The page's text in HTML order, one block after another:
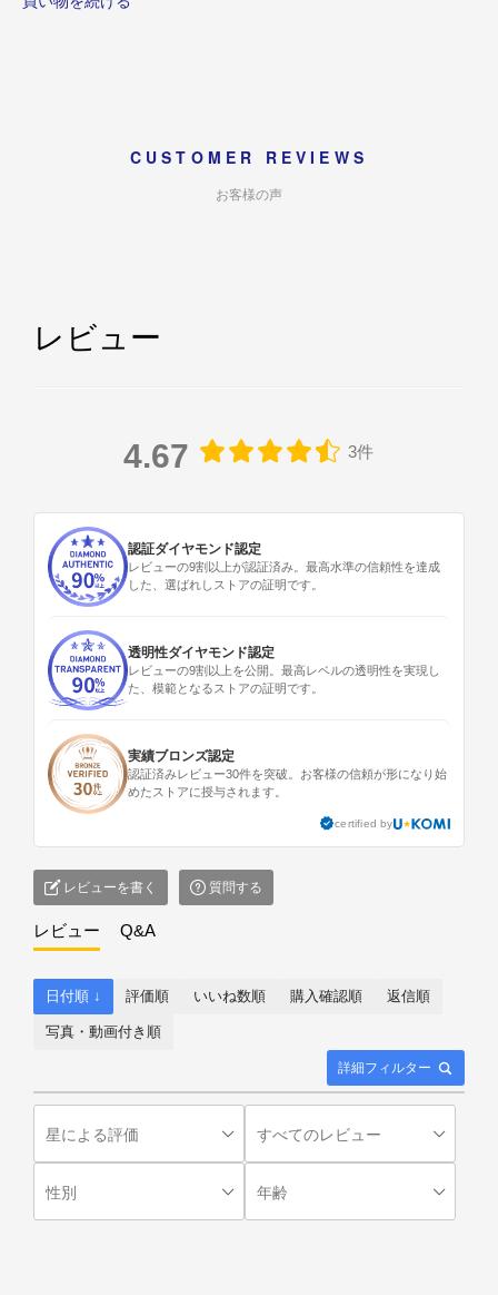
CUSTOMER REVIEWS
お客様の声
レビュー
4.67 3件
認証ダイヤモンド認定
レビューの9割以上が認証済み。最高水準の信頼性を達成
した、選ばれしストアの証明です。
透明性ダイヤモンド認定
レビューの9割以上を公開。最高レベルの透明性を実現し
た、模範となるストアの証明です。
実績ブロンズ認定
認証済みレビュー30件を突破。お客様の信頼が形になり始
めたストアに授与されます。
certified by
レビューを書く 質問する
レビュー Q&A
詳細フィルター
日付順 ↓ 評価順 いいね数順 購入確認順 返信順
写真・動画付き順